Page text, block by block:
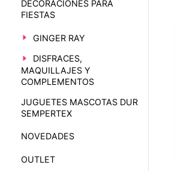
DECORACIONES PARA
FIESTAS
GINGER RAY
DISFRACES,
MAQUILLAJES Y
COMPLEMENTOS
JUGUETES MASCOTAS DUR
SEMPERTEX
NOVEDADES
OUTLET